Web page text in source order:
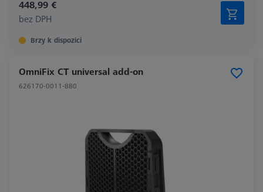
448,99 €
bez DPH
Brzy k dispozici
OmniFix CT universal add-on
626170-0011-880